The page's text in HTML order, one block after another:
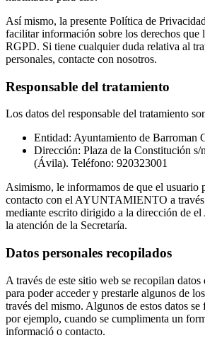
Así mismo, la presente Política de
facilitar información sobre los derechos que
RGPD. Si tiene cualquier duda relativa al
personales, contacte con nosotros.
Responsable del tratamiento
Los datos del responsable del tratamiento
Entidad: Ayuntamiento de Barroman
Dirección: Plaza de la Constitución s/
(Ávila). Teléfono: 920323001
Asimismo, le informamos de que el usuario
contacto con el AYUNTAMIENTO a través
mediante escrito dirigido a la dirección de
la atención de la Secretaría.
Datos personales recopilados
A través de este sitio web se recopilan datos
para poder acceder y prestarle algunos de
través del mismo. Algunos de estos datos
por ejemplo, cuando se cumplimenta un
informació o contacto.